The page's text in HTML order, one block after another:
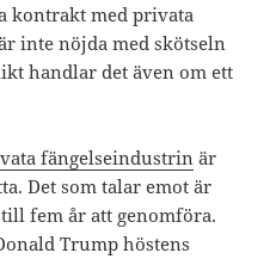
kontrakt med privata
inte nöjda med skötseln
handlar det även om ett
fängelseindustrin är
Det som talar emot är
fem år att genomföra.
Trump höstens